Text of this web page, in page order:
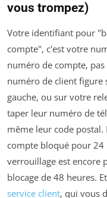
vous trompez)
Votre identifiant pour
compte", c'est votre
numéro de compte,
numéro de client figure
gauche, ou sur votre
taper leur numéro de
même leur code postal.
compte bloqué pour 24
verrouillage est encore
blocage de 48 heures.
service client, qui vous